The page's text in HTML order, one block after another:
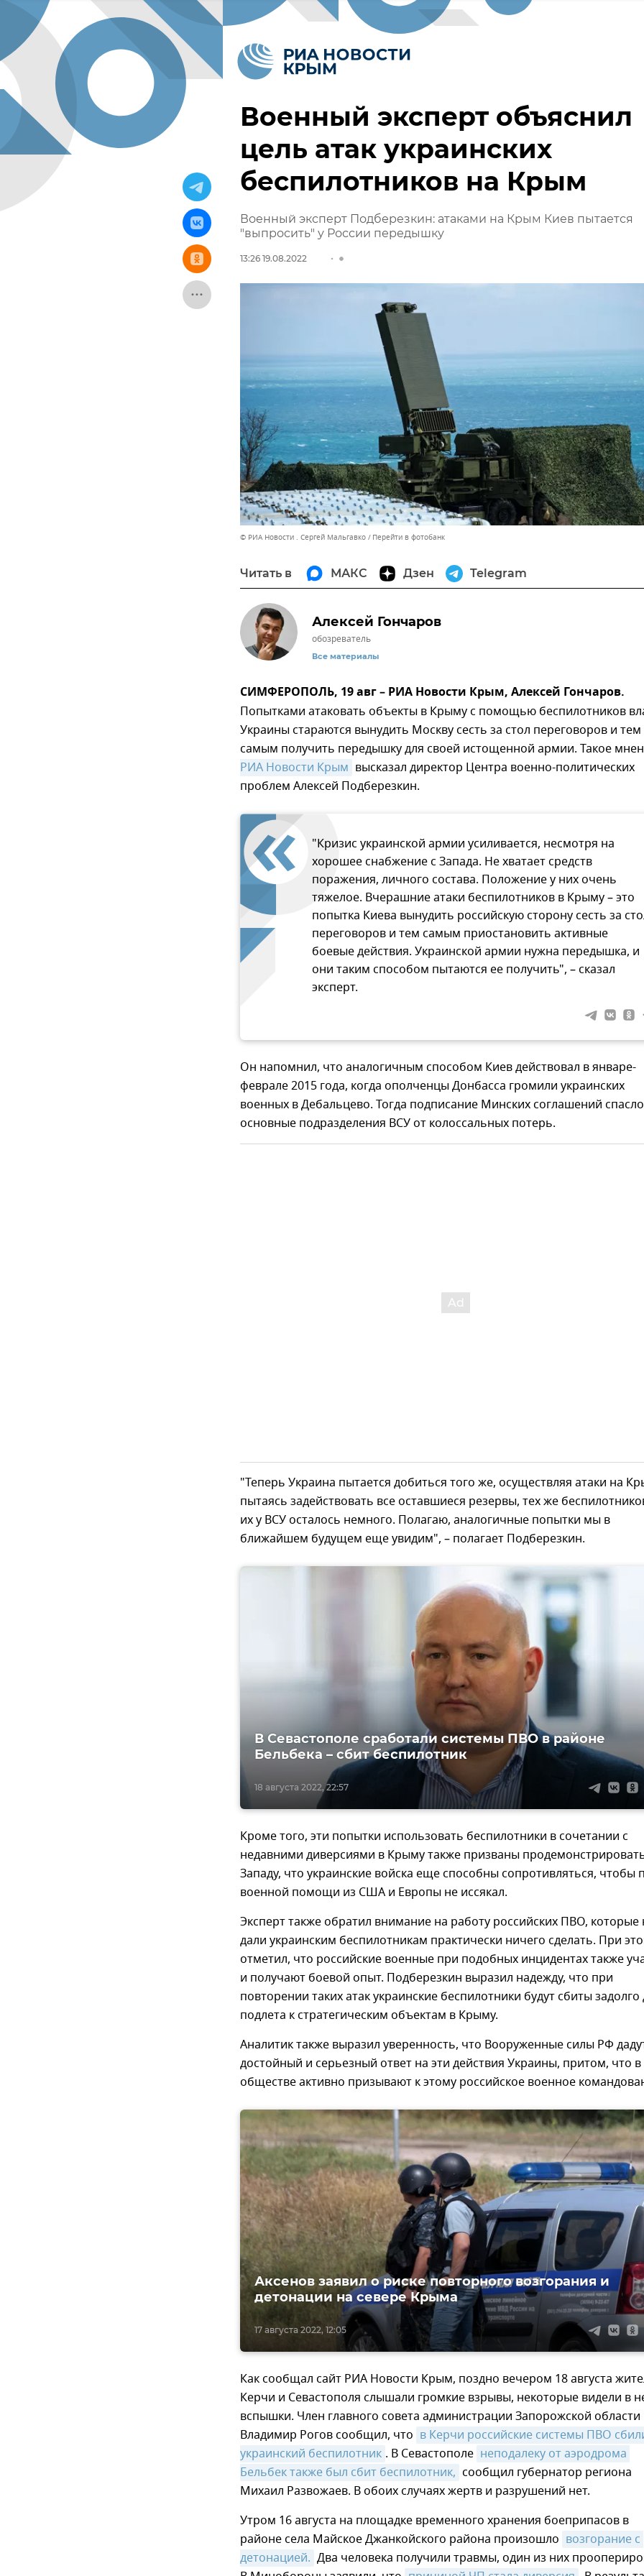
Военный эксперт объяснил
цель атак украинских
беспилотников на Крым
Военный эксперт Подберезкин: атаками на Крым Киев пытается
"выпросить" у России передышку
13:26 19.08.2022
© РИА Новости . Сергей Мальгавко Перейти в фотобанк
Читать в МАКС Дзен Telegram
Алексей Гончаров
обозреватель
Все материалы
СИМФЕРОПОЛЬ, 19 авг – РИА Новости Крым, Алексей Гончаров.
Попытками атаковать объекты в Крыму с помощью беспилотников
Украины стараются вынудить Москву сесть за стол переговоров и тем
самым получить передышку для своей истощенной армии. Такое
РИА Новости Крым высказал директор Центра военно-политических
проблем Алексей Подберезкин.
"Кризис украинской армии усиливается, несмотря на
хорошее снабжение с Запада. Не хватает средств
поражения, личного состава. Положение у них очень
тяжелое. Вчерашние атаки беспилотников в Крыму – это
попытка Киева вынудить российскую сторону сесть за
переговоров и тем самым приостановить активные
боевые действия. Украинской армии нужна передышка, и
они таким способом пытаются ее получить", – сказал
эксперт.
Он напомнил, что аналогичным способом Киев действовал в январе-
феврале 2015 года, когда ополченцы Донбасса громили украинских
военных в Дебальцево. Тогда подписание Минских соглашений спасло
основные подразделения ВСУ от колоссальных потерь.
"Теперь Украина пытается добиться того же, осуществляя атаки на
пытаясь задействовать все оставшиеся резервы, тех же
их у ВСУ осталось немного. Полагаю, аналогичные попытки мы в
ближайшем будущем еще увидим", – полагает Подберезкин.
18 августа 2022, 22:57
В Севастополе сработали системы ПВО в районе
Бельбека – сбит беспилотник
Кроме того, эти попытки использовать беспилотники в сочетании с
недавними диверсиями в Крыму также призваны
Западу, что украинские войска еще способны сопротивляться, чтобы
военной помощи из США и Европы не иссякал.
Эксперт также обратил внимание на работу российских ПВО, которые
дали украинским беспилотникам практически ничего сделать. При
отметил, что российские военные при подобных инцидентах также
и получают боевой опыт. Подберезкин выразил надежду, что при
повторении таких атак украинские беспилотники будут сбиты задолго
подлета к стратегическим объектам в Крыму.
Аналитик также выразил уверенность, что Вооруженные силы РФ
достойный и серьезный ответ на эти действия Украины, притом, что в
обществе активно призывают к этому российское военное
17 августа 2022, 12:05
Аксенов заявил о риске повторного возгорания и
детонации на севере Крыма
Как сообщал сайт РИА Новости Крым, поздно вечером 18 августа
Керчи и Севастополя слышали громкие взрывы, некоторые видели в
вспышки. Член главного совета администрации Запорожской области
Владимир Рогов сообщил, что в Керчи российские системы ПВО
украинский беспилотник . В Севастополе неподалеку от аэродрома
Бельбек также был сбит беспилотник, сообщил губернатор региона
Михаил Развожаев. В обоих случаях жертв и разрушений нет.
Утром 16 августа на площадке временного хранения боеприпасов в
районе села Майское Джанкойского района произошло возгорание с
детонацией. Два человека получили травмы, один из них